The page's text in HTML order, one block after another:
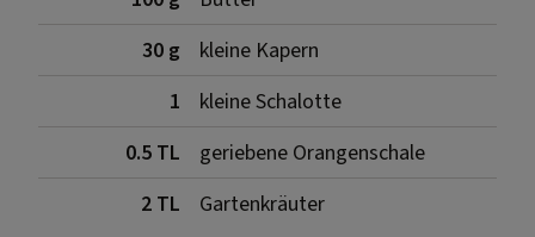
30 g
kleine Kapern
1
kleine Schalotte
0.5 TL
geriebene Orangenschale
2 TL
Gartenkräuter